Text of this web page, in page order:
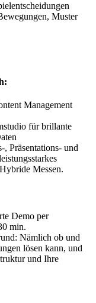
Muster
Management
für brillante
Präsentations- und
Messen.
Demo per
min.
Nämlich ob und
lösen kann, und
und Ihre